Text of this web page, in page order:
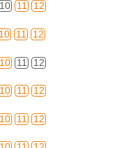
10 11 12
10 11 12
10 11 12
10 11 12
10 11 12